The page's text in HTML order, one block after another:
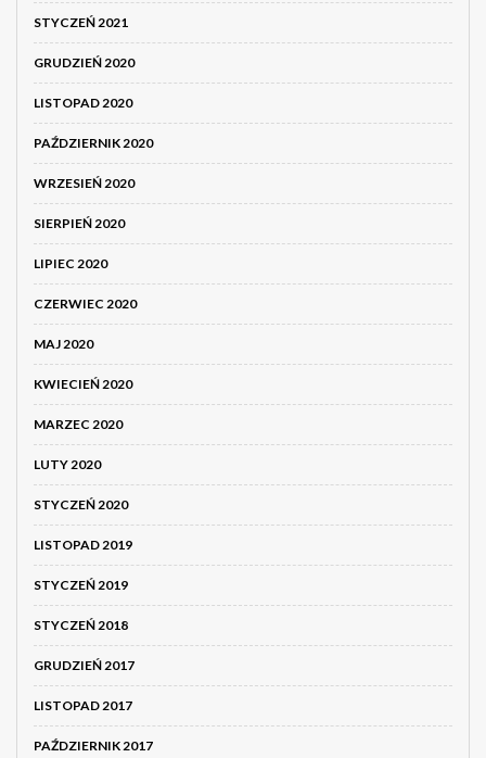
STYCZEŃ 2021
GRUDZIEŃ 2020
LISTOPAD 2020
PAŹDZIERNIK 2020
WRZESIEŃ 2020
SIERPIEŃ 2020
LIPIEC 2020
CZERWIEC 2020
MAJ 2020
KWIECIEŃ 2020
MARZEC 2020
LUTY 2020
STYCZEŃ 2020
LISTOPAD 2019
STYCZEŃ 2019
STYCZEŃ 2018
GRUDZIEŃ 2017
LISTOPAD 2017
PAŹDZIERNIK 2017